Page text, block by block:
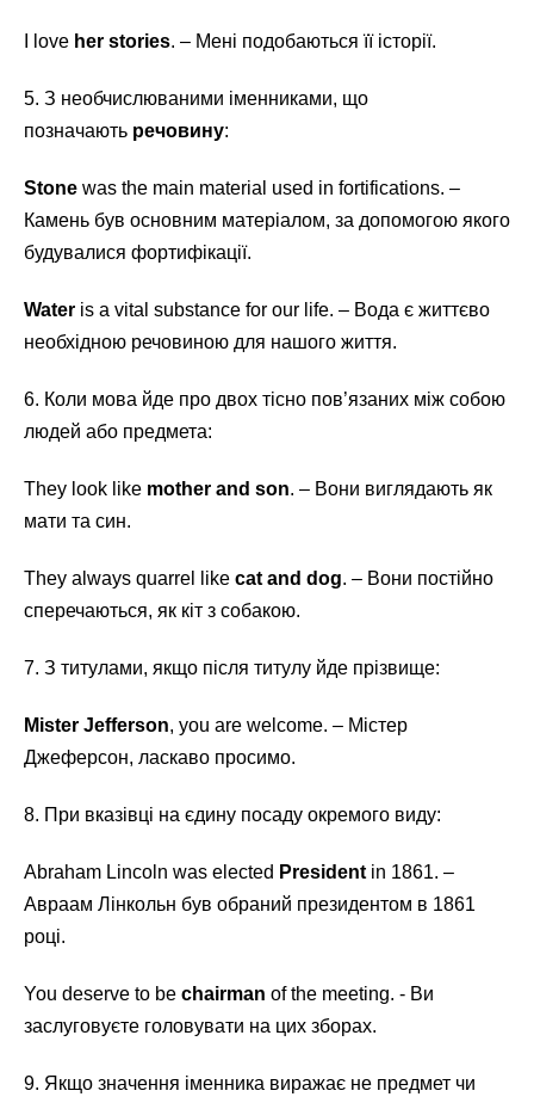
I love her stories. – Мені подобаються її історії.
5. З необчислюваними іменниками, що
позначають речовину:
Stone was the main material used in fortifications. –
Камень був основним матеріалом, за допомогою якого
будувалися фортифікації.
Water is a vital substance for our life. – Вода є життєво
необхідною речовиною для нашого життя.
6. Коли мова йде про двох тісно пов’язаних між собою
людей або предмета:
They look like mother and son. – Вони виглядають як
мати та син.
They always quarrel like cat and dog. – Вони постійно
сперечаються, як кіт з собакою.
7. З титулами, якщо після титулу йде прізвище:
Mister Jefferson, you are welcome. – Містер
Джеферсон, ласкаво просимо.
8. При вказівці на єдину посаду окремого виду:
Abraham Lincoln was elected President in 1861. –
Авраам Лінкольн був обраний президентом в 1861
році.
You deserve to be chairman of the meeting. - Ви
заслуговуєте головувати на цих зборах.
9. Якщо значення іменника виражає не предмет чи